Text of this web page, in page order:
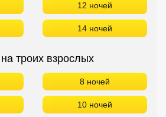
12 ночей
14 ночей
троих взрослых
8 ночей
10 ночей